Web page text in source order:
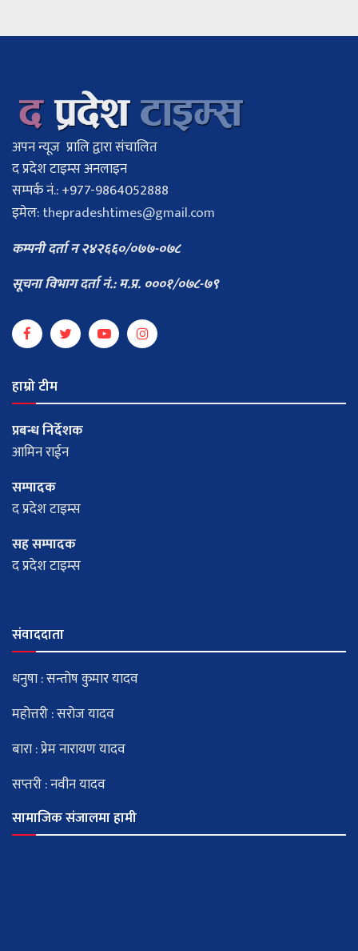
अपन न्यूज प्रालि द्वारा संचालित
द प्रदेश टाइम्स अनलाइन
सम्पर्क नं.: +977-9864052888
इमेल:thepradeshtimes@gmail.com
कम्पनी दर्ता न २४२६६०/०७७-०७८
सूचना विभाग दर्ता नं.: म.प्र. ०००१/०७८-७९
हाम्रो टीम
प्रबन्ध निर्देशक
आमिन राईन
सम्पादक
द प्रदेश टाइम्स
सह सम्पादक
द प्रदेश टाइम्स
संवाददाता
धनुषा : सन्तोष कुमार यादव
महोत्तरी : सरोज यादव
बारा : प्रेम नारायण यादव
सप्तरी : नवीन यादव
सामाजिक संजालमा हामी